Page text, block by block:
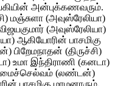
அன்புக்கணவரும்.
மஞ்சுளா (அவுஸ்ரேலியா)
(அவுஸ்ரேலியா)
ஆகியோரின் பாசமிகு
(திருச்சி)
உமா இந்திராணி (கனடா)
(லண்டன்)
பாசமிகு மாமனாரும்.